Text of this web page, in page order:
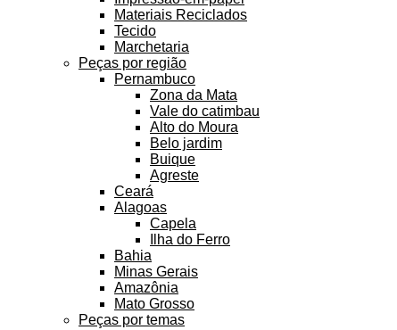
Materiais Reciclados
Tecido
Marchetaria
Peças por região
Pernambuco
Zona da Mata
Vale do catimbau
Alto do Moura
Belo jardim
Buique
Agreste
Ceará
Alagoas
Capela
Ilha do Ferro
Bahia
Minas Gerais
Amazônia
Mato Grosso
Peças por temas